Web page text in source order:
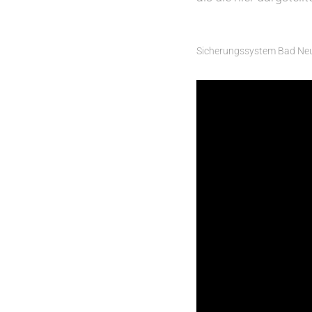
Sicherungssystem Bad